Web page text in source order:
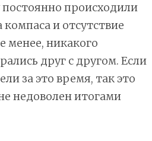
происходили
и отсутствие
менее, никакого
друг с другом. Если
за это время, так это
недоволен итогами